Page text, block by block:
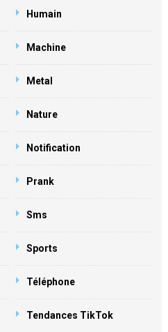
Humain
Machine
Metal
Nature
Notification
Prank
Sms
Sports
Téléphone
Tendances TikTok